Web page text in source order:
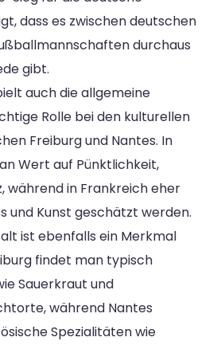
dass es zwischen deutschen
durchaus
gibt.
auch die allgemeine
Rolle bei den kulturellen
Freiburg und Nantes. In
Wert auf Pünktlichkeit,
während in Frankreich eher
und Kunst geschätzt werden.
ist ebenfalls ein Merkmal
findet man typisch
Sauerkraut und
während Nantes
Spezialitäten wie